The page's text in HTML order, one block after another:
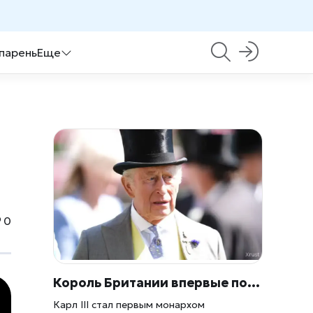
Еще
0
Король Британии впервые показал налоговую декларацию — и цифры удивили даже скептиков
Карл III стал первым монархом